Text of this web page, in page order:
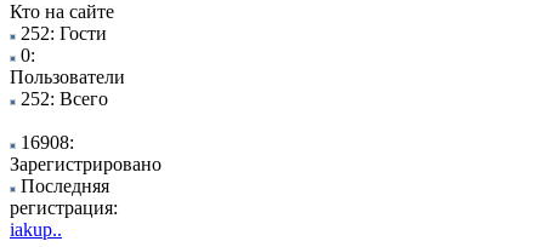
Кто на сайте
252: Гости
0:
Пользователи
252: Всего
16908:
Зарегистрировано
Последняя
регистрация:
iakup..